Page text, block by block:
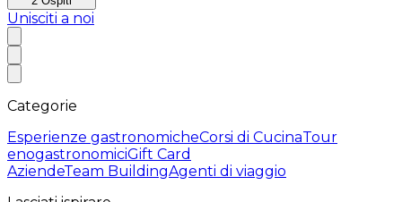
Unisciti a noi
Categorie
Esperienze gastronomicheCorsi di CucinaTour
enogastronomiciGift Card
AziendeTeam BuildingAgenti di viaggio